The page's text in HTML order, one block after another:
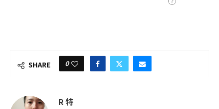
SHARE 0
R 特